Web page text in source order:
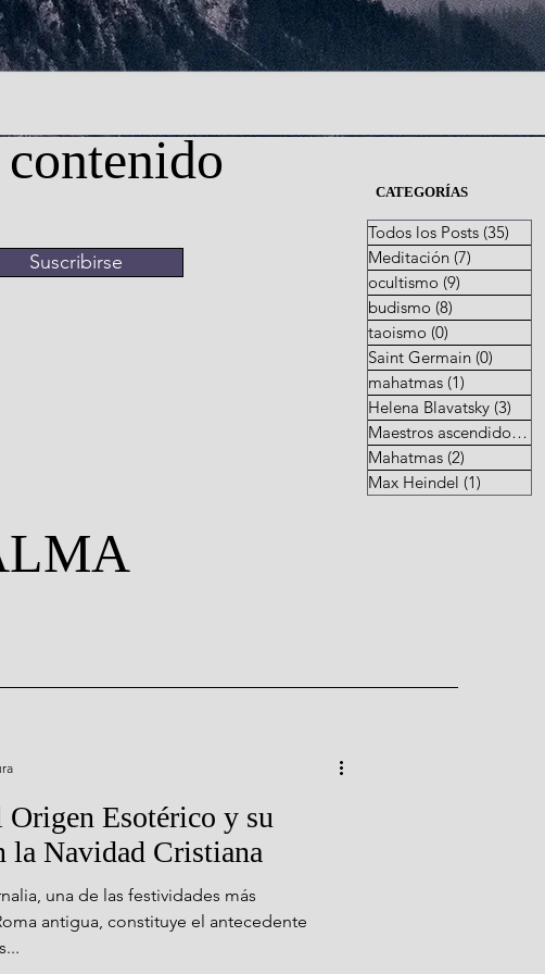
CATEGORÍAS
Esotérico y su
la Navidad Cristiana
una de las festividades más
antigua, constituye el antecedente
Todos los Posts (35)
Meditación (7)
ocultismo (9)
budismo (8)
taoismo (0)
Saint Germain (0)
mahatmas (1)
Helena Blavatsky (3)
Maestros ascendidos(3)
Mahatmas (2)
Max Heindel (1)
Suscribirse